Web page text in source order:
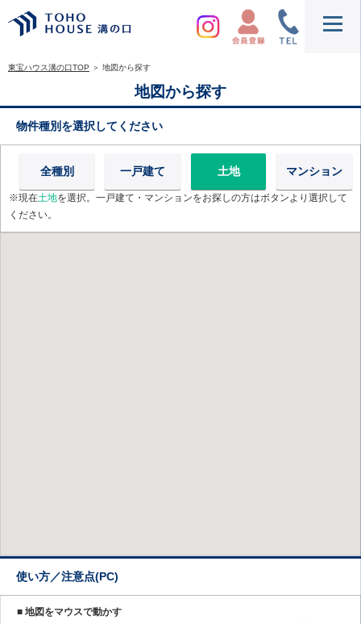
東宝ハウス溝の口TOP ＞ 地図から探す
地図から探す
物件種別を選択してください
全種別 一戸建て 土地 マンション
※現在土地を選択。一戸建て・マンションをお探しの方はボタンより選択して
ください。
使い方／注意点(PC)
■ 地図をマウスで動かす